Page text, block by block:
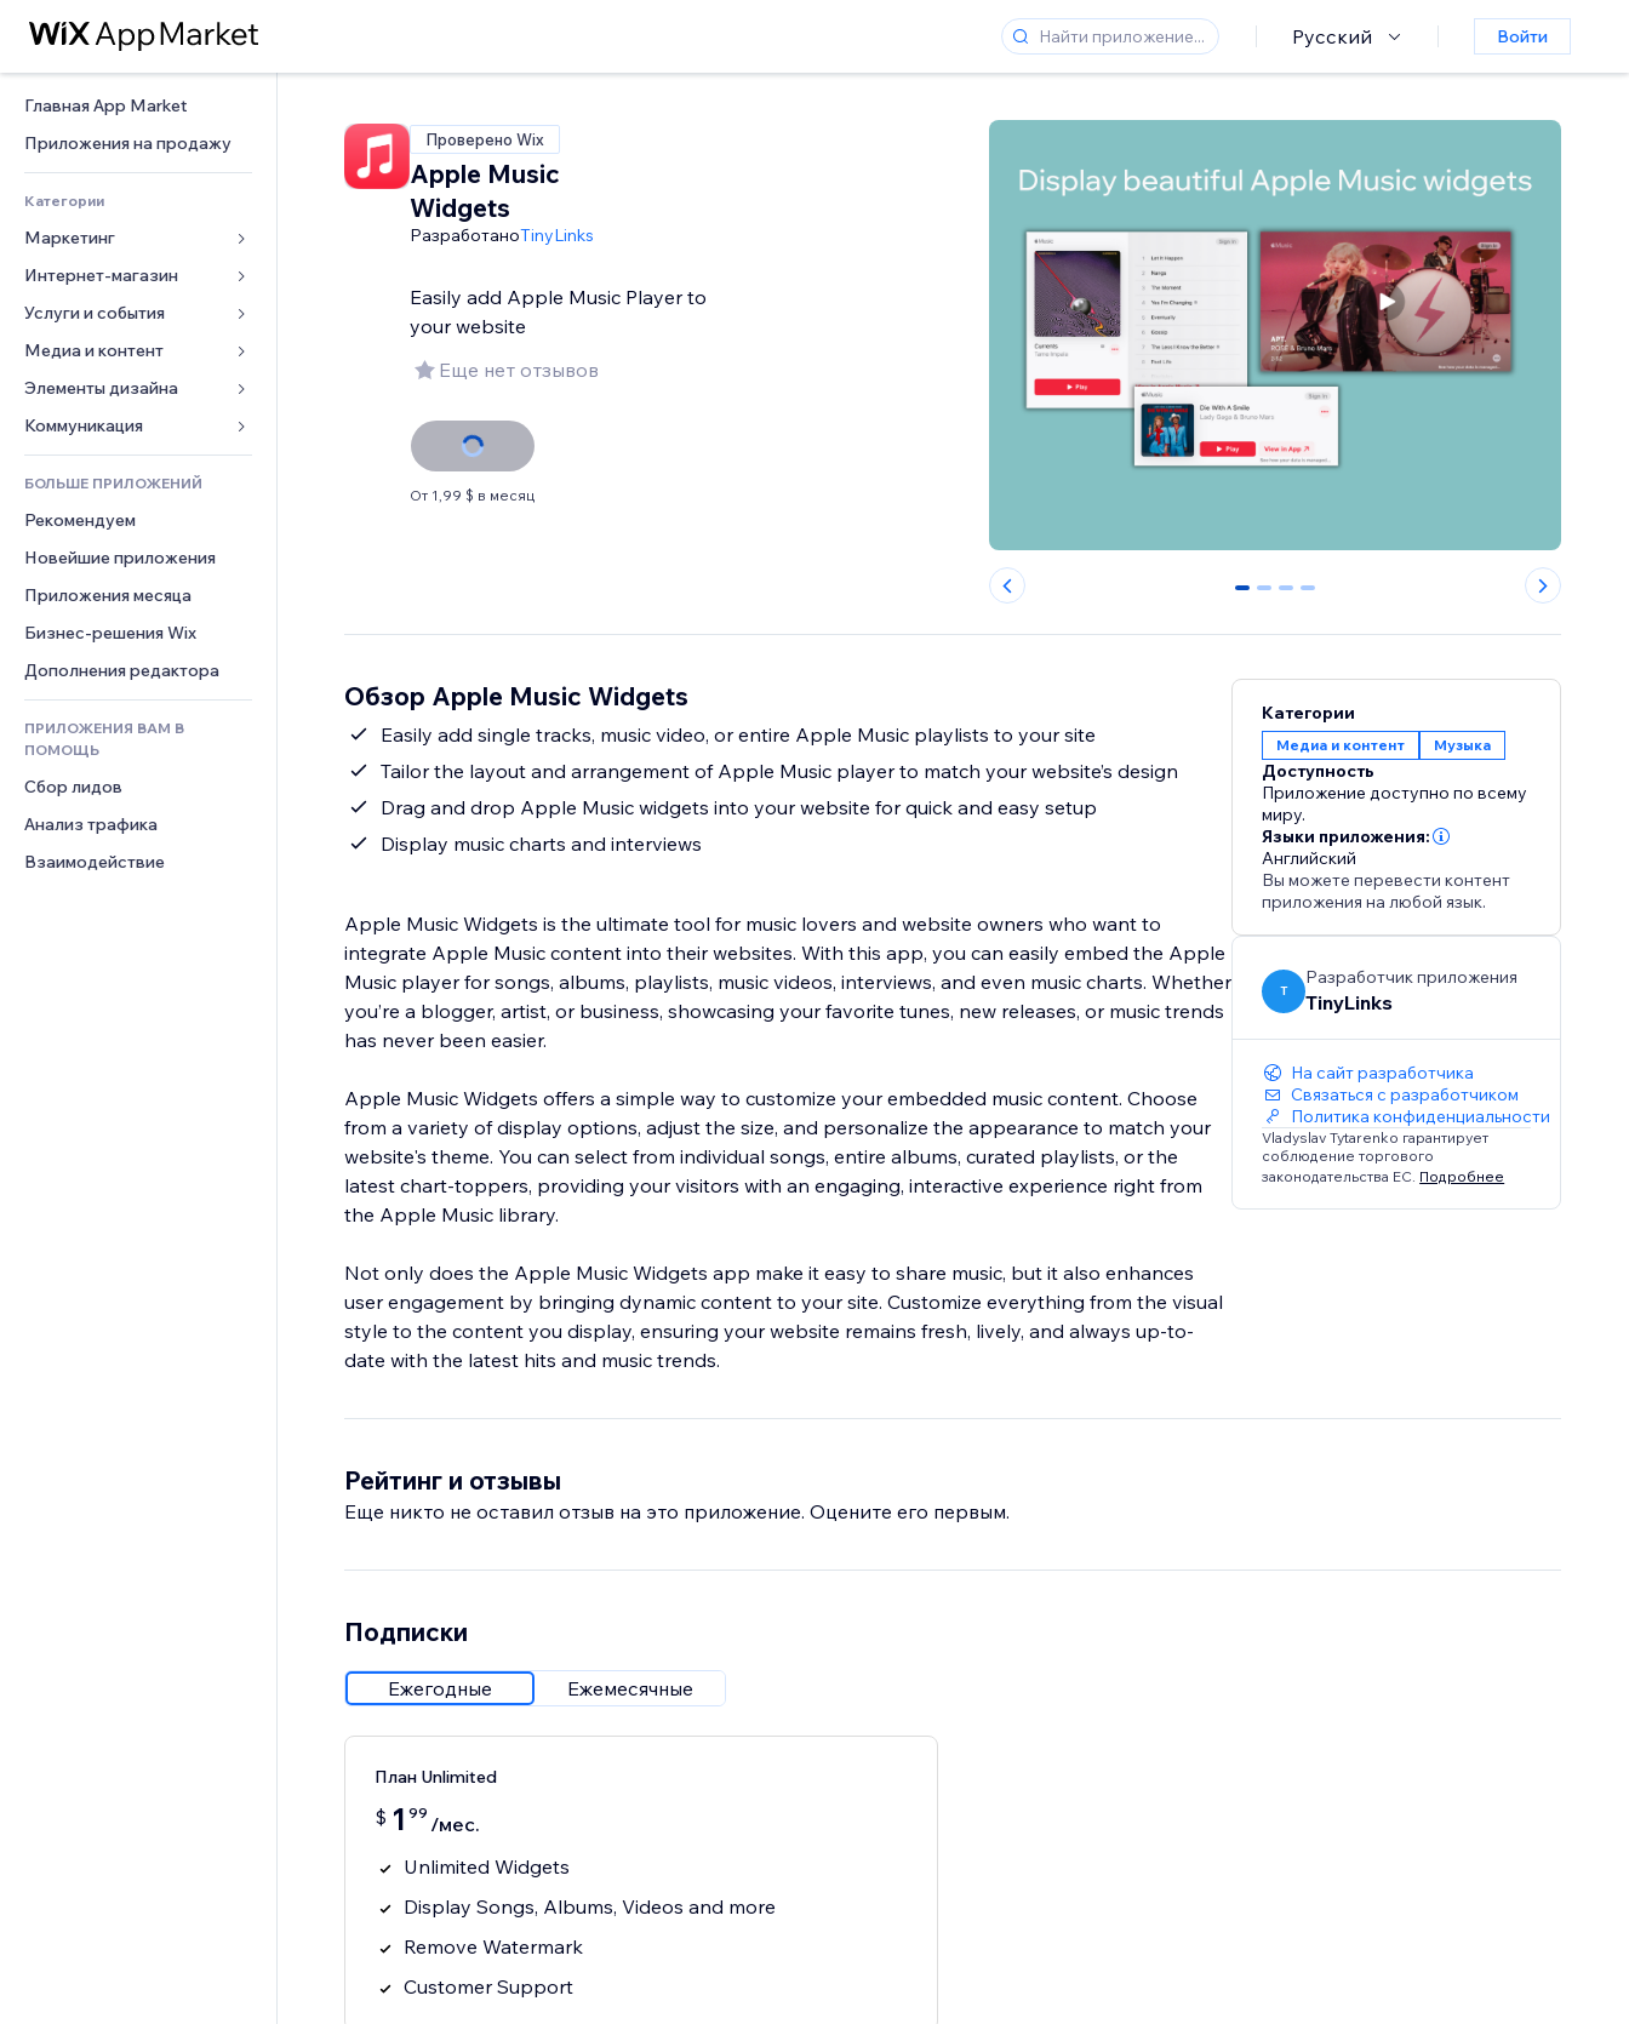
Русский Войти
Главная App Market
Приложения на продажу
Категории
Маркетинг
Реклама
Моб. версия
Веб-аналитика
Списки сайтов
Эл. почта
Интернет-магазин
Приложения для магазинов
Доставка
Кнопки продаж
Бухгалтерский учет
Купоны и лояльность
Складские услуги
Еда и напитки
Услуги и события
Отели
События
Рестораны
Недвижимость
Онлайн-запись
Медиа и контент
Галерея
Музыка
Подкасты
Фотография
Видео
PDF
Обмен файлами
Новости
Элементы дизайна
Карты и навигация
Конфиденциальность и
безопасность
Часы
Баннеры и значки
Калькуляторы
Погода
Графики и таблицы
Формы
Опросы
Чат
Комментарии
Телефон
Сообщество
Отзывы и комментарии
Управление отношениями с
клиентом (CRM)
БОЛЬШЕ ПРИЛОЖЕНИЙ
Рекомендуем
Новейшие приложения
Приложения месяца
Бизнес-решения Wix
Дополнения редактора
ПРИЛОЖЕНИЯ ВАМ В
ПОМОЩЬ
Сбор лидов
Анализ трафика
Взаимодействие
Проверено Wix
Apple Music
Widgets
РазработаноTinyLinks
Easily add Apple Music Player to
your website
Еще нет отзывов
От 1,99 $ в месяц
0 1 2 3
Обзор Apple Music Widgets
Easily add single tracks, music video, or entire Apple Music playlists to your site
Tailor the layout and arrangement of Apple Music player to match your website’s design
Drag and drop Apple Music widgets into your website for quick and easy setup
Display music charts and interviews
Apple Music Widgets is the ultimate tool for music lovers and website owners who want to
integrate Apple Music content into their websites. With this app, you can easily embed the Apple
Music player for songs, albums, playlists, music videos, interviews, and even music charts. Whether
you’re a blogger, artist, or business, showcasing your favorite tunes, new releases, or music trends
has never been easier.
Apple Music Widgets offers a simple way to customize your embedded music content. Choose
from a variety of display options, adjust the size, and personalize the appearance to match your
website's theme. You can select from individual songs, entire albums, curated playlists, or the
latest chart-toppers, providing your visitors with an engaging, interactive experience right from
the Apple Music library.
Not only does the Apple Music Widgets app make it easy to share music, but it also enhances
user engagement by bringing dynamic content to your site. Customize everything from the visual
style to the content you display, ensuring your website remains fresh, lively, and always up-to-
date with the latest hits and music trends.
Категории
Медиа и контент Музыка
Доступность
Приложение доступно по всему
миру.
Языки приложения:
Английский
Вы можете перевести контент
приложения на любой язык.
T
Разработчик приложения
TinyLinks
На сайт разработчика
Связаться с разработчиком
Политика конфиденциальности
Vladyslav Tytarenko гарантирует
соблюдение торгового
законодательства ЕС. Подробнее
Рейтинг и отзывы
Еще никто не оставил отзыв на это приложение. Оцените его первым.
Подписки
Ежегодные Ежемесячные
План Unlimited
$ 1 99 /мес.
Unlimited Widgets
Display Songs, Albums, Videos and more
Remove Watermark
Customer Support